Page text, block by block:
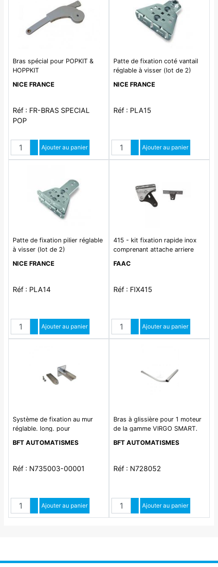
Bras spécial pour POPKIT &
HOPPKIT
NICE FRANCE
Réf : FR-BRAS SPECIAL
POP
QuantitéAugmenter quantité
Diminuer quantité
Ajouter au panier
Patte de fixation coté vantail
réglable à visser (lot de 2)
NICE FRANCE
Réf : PLA15
QuantitéAugmenter quantité
Diminuer quantité
Ajouter au panier
Patte de fixation pilier réglable
à visser (lot de 2)
NICE FRANCE
Réf : PLA14
QuantitéAugmenter quantité
Diminuer quantité
Ajouter au panier
415 - kit fixation rapide inox
comprenant attache arriere
FAAC
Réf : FIX415
QuantitéAugmenter quantité
Diminuer quantité
Ajouter au panier
Système de fixation au mur
réglable. long. pour
battants linéaires (sauf P4.5-
BFT AUTOMATISMES
Réf : N735003-00001
QuantitéAugmenter quantité
Diminuer quantité
Ajouter au panier
Bras à glissière pour 1 moteur
de la gamme VIRGO SMART.
obligatoire
BFT AUTOMATISMES
Réf : N728052
QuantitéAugmenter quantité
Diminuer quantité
Ajouter au panier